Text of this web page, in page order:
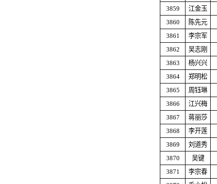
3859
江金玉
3860
陈先元
3861
李宗军
3862
吴志刚
3863
杨兴兴
3864
郑明松
3865
周钰琳
3866
江兴梅
3867
蒋丽莎
3868
李开莲
3869
刘道秀
3870
吴键
3871
李宗春